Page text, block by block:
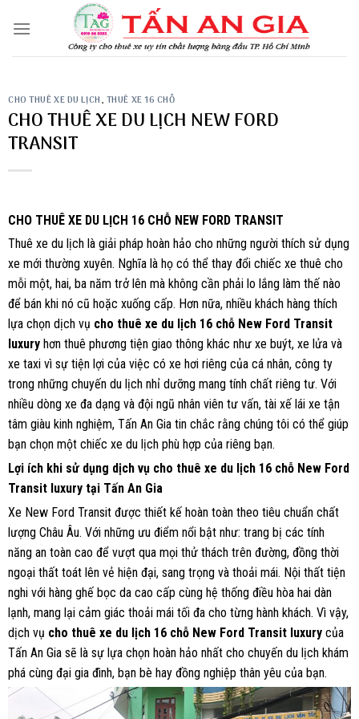
CHO THUÊ XE DU LỊCH, THUÊ XE 16 CHỖ
CHO THUÊ XE DU LỊCH NEW FORD
TRANSIT
CHO THUÊ XE DU LỊCH 16 CHỖ NEW FORD TRANSIT
Thuê xe du lịch là giải pháp hoàn hảo cho những người thích sử dụng
xe mới thường xuyên. Nghĩa là họ có thể thay đổi chiếc xe thuê cho
mỗi một, hai, ba năm trở lên mà không cần phải lo lắng làm thế nào
để bán khi nó cũ hoặc xuống cấp. Hơn nữa, nhiều khách hàng thích
lựa chọn dịch vụ cho thuê xe du lịch 16 chỗ New Ford Transit
luxury hơn thuê phương tiện giao thông khác như xe buýt, xe lửa và
xe taxi vì sự tiện lợi của việc có xe hơi riêng của cá nhân, công ty
trong những chuyến du lịch nhỉ dưỡng mang tính chất riêng tư. Với
nhiều dòng xe đa dạng và đội ngũ nhân viên tư vấn, tài xế lái xe tận
tâm giàu kinh nghiệm, Tấn An Gia tin chắc rằng chúng tôi có thể giúp
bạn chọn một chiếc xe du lịch phù hợp của riêng bạn.
Lợi ích khi sử dụng dịch vụ cho thuê xe du lịch 16 chỗ New Ford
Transit luxury tại Tấn An Gia
Xe New Ford Transit được thiết kế hoàn toàn theo tiêu chuẩn chất
lượng Châu Âu. Với những ưu điểm nổi bật như: trang bị các tính
năng an toàn cao để vượt qua mọi thử thách trên đường, đồng thời
ngoại thất toát lên vẻ hiện đại, sang trọng và thoải mái. Nội thất tiện
nghi với hàng ghế bọc da cao cấp cùng hệ thống điều hòa hai dàn
lạnh, mang lại cảm giác thoải mái tối đa cho từng hành khách. Vì vậy,
dịch vụ cho thuê xe du lịch 16 chỗ New Ford Transit luxury của
Tấn An Gia sẽ là sự lựa chọn hoàn hảo nhất cho chuyến du lịch khám
phá cùng đại gia đình, bạn bè hay đồng nghiệp thân yêu của bạn.